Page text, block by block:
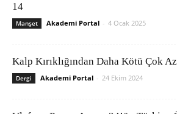
14
Manşet Akademi Portal - 4 Ocak 2025
Kalp Kırıklığından Daha Kötü Çok
Dergi Akademi Portal - 24 Ekim 2024